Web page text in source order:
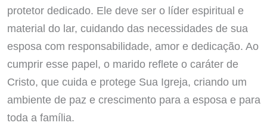
protetor dedicado. Ele deve ser o líder espiritual e
material do lar, cuidando das necessidades de sua
esposa com responsabilidade, amor e dedicação. Ao
cumprir esse papel, o marido reflete o caráter de
Cristo, que cuida e protege Sua Igreja, criando um
ambiente de paz e crescimento para a esposa e para
toda a família.